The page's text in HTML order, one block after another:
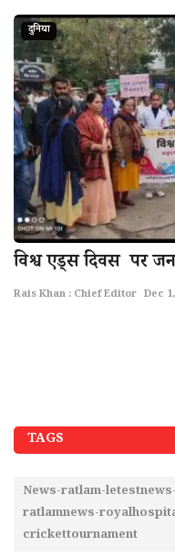
दुनिया
विश्व एड्स दिवस पर
Rais Khan : Chief Editor Dec
TAGS
News-ratlam-
ratlamnews-
crickettournament